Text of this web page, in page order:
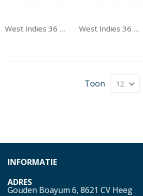
West Indies 36 & 38 Sloop Grootzeil West Indies 36 & 38 Sloop Voorzeil
Toon
INFORMATIE
ADRES
Gouden Boayum 6, 8621 CV Heeg